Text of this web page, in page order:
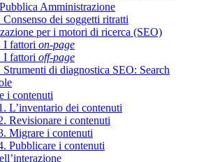
Amministrazione
Consenso dei soggetti ritratti
per i motori di ricerca (SEO)
I fattori on-page
I fattori off-page
Strumenti di diagnostica SEO: Search
i contenuti
L’inventario dei contenuti
Revisionare i contenuti
Migrare i contenuti
Pubblicare i contenuti